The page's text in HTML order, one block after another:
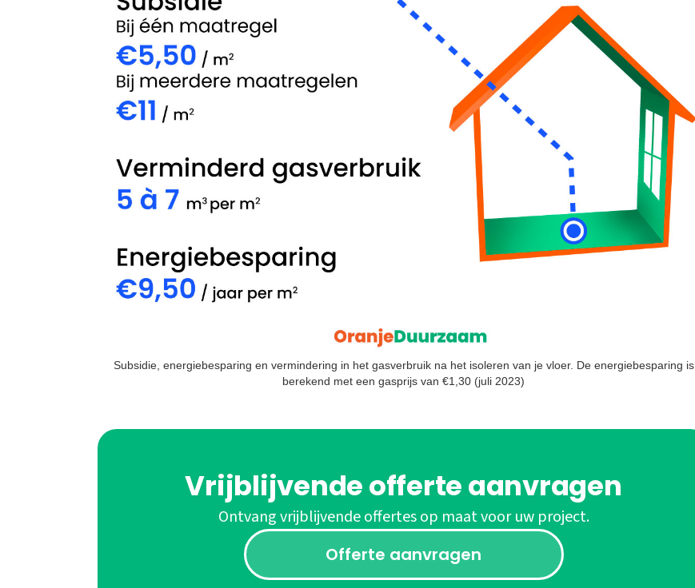
Subsidie, energiebesparing en vermindering in het gasverbruik na het isoleren van je vloer. De energiebesparing is
berekend met een gasprijs van €1,30 (juli 2023)
Vrijblijvende offerte aanvragen
Ontvang vrijblijvende offertes op maat voor uw project.
Offerte aanvragen